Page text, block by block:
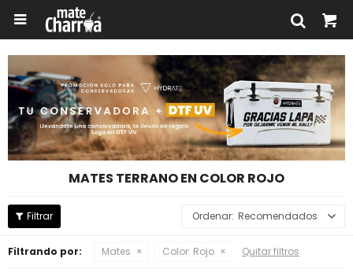

MATES TERRANO EN COLOR ROJO
Recomendados
Filtrando por: Mates Color: Rojo Quitar filtros